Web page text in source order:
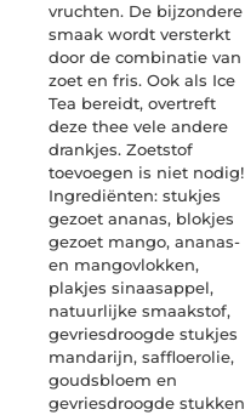
vruchten. De bijzondere
smaak wordt versterkt
door de combinatie van
zoet en fris. Ook als Ice
Tea bereidt, overtreft
deze thee vele andere
drankjes. Zoetstof
toevoegen is niet nodig!
Ingrediënten: stukjes
gezoet ananas, blokjes
gezoet mango, ananas-
en mangovlokken,
plakjes sinaasappel,
natuurlijke smaakstof,
gevriesdroogde stukjes
mandarijn, saffloerolie,
goudsbloem en
gevriesdroogde stukken